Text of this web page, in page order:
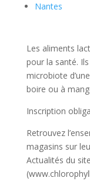
Nantes
Les aliments
pour la santé.
microbiote
boire ou à
Inscription
Retrouvez
magasins sur
Actualités du